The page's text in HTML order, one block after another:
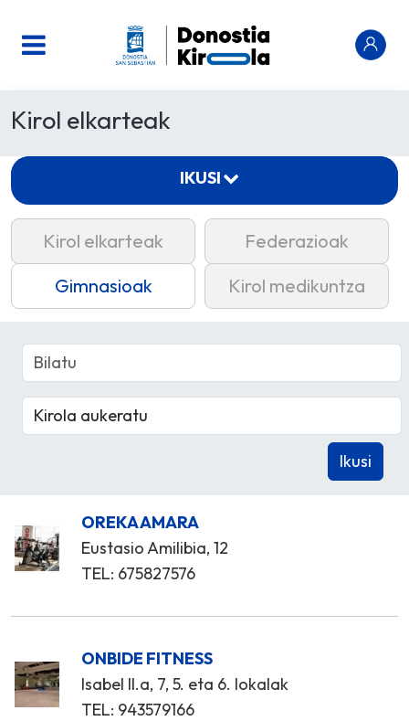
Kirol elkarteak
Kirol elkarteak
Federazioak
Gimnasioak
Kirol medikuntza
OREKA AMARA
Eustasio Amilibia, 12
TEL: 675827576
ONBIDE FITNESS
Isabel II.a, 7, 5. eta 6. lokalak
TEL: 943579166
IKUSI